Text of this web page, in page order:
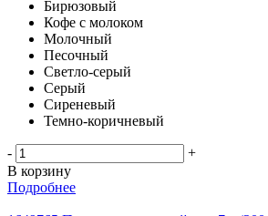
Бирюзовый
Кофе с молоком
Молочный
Песочный
Светло-серый
Серый
Сиреневый
Темно-коричневый
-
+
В корзину
Подробнее